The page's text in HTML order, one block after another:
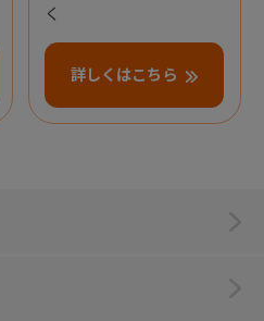
く
詳しくはこちら